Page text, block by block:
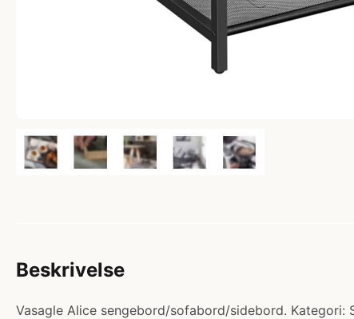
Beskrivelse
Vasagle Alice sengebord/sofabord/sidebord.